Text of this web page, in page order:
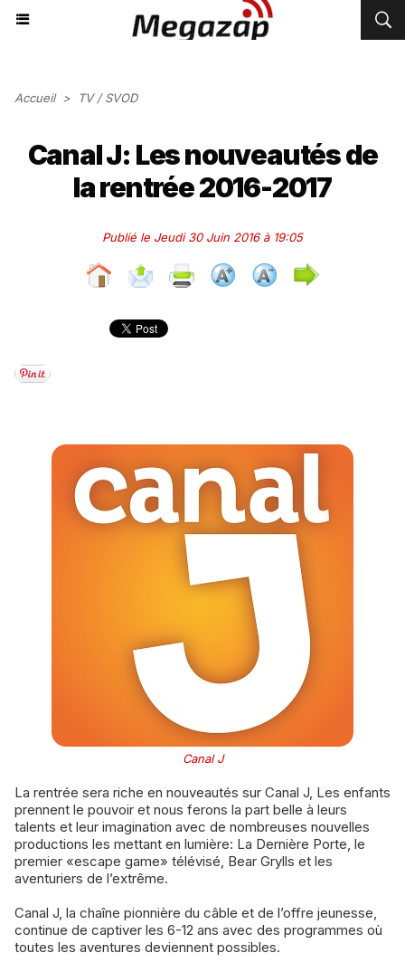
Accueil > TV / SVOD
Canal J: Les nouveautés de
la rentrée 2016-2017
Publié le Jeudi 30 Juin 2016 à 19:05
Canal J
La rentrée sera riche en nouveautés sur Canal J, Les enfants
prennent le pouvoir et nous ferons la part belle à leurs
talents et leur imagination avec de nombreuses nouvelles
productions les mettant en lumière: La Dernière Porte, le
premier «escape game» télévisé, Bear Grylls et les
aventuriers de l’extrême.
Canal J, la chaîne pionnière du câble et de l’offre jeunesse,
continue de captiver les 6-12 ans avec des programmes où
toutes les aventures deviennent possibles.